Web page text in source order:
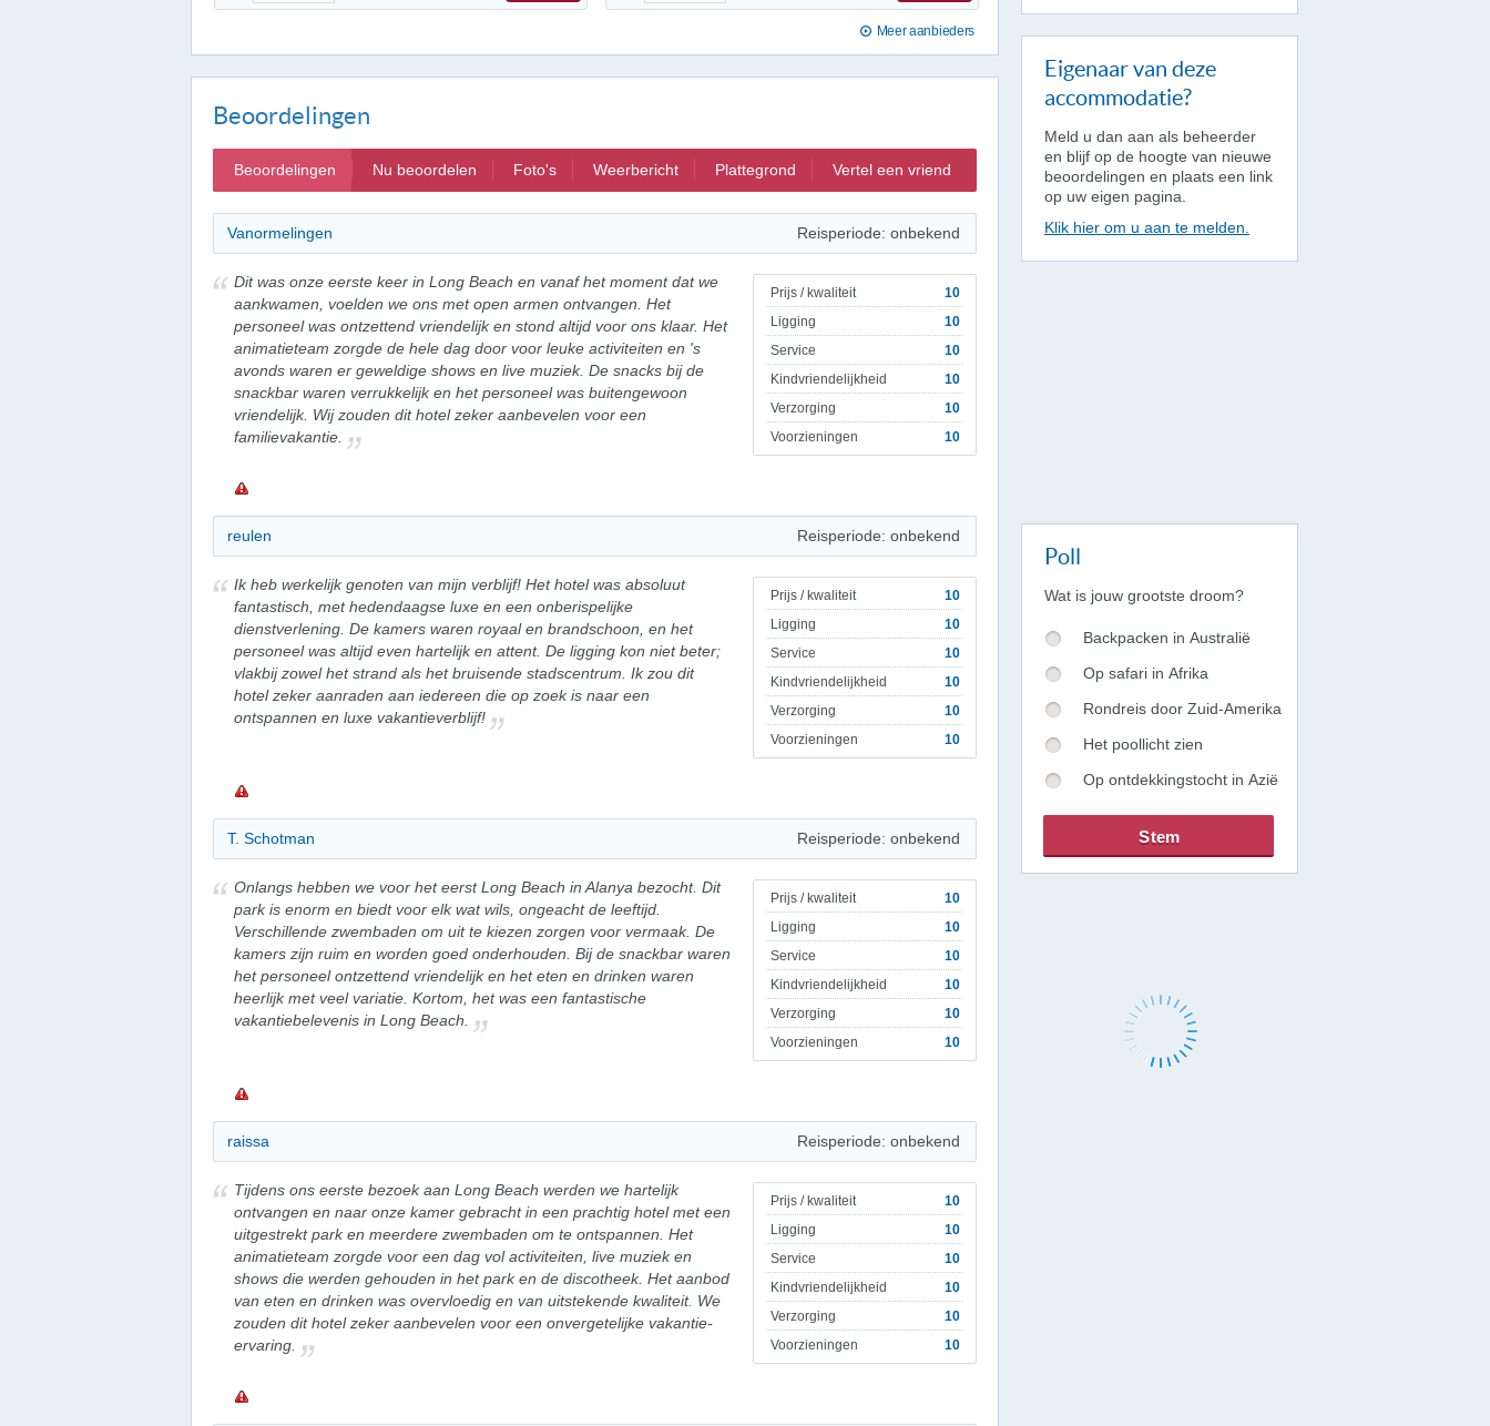
Meer aanbieders
Beoordelingen
Beoordelingen Nu beoordelen Foto's Weerbericht Plattegrond Vertel een vriend
Vanormelingen Reisperiode: onbekend
Prijs / kwaliteit
10
Ligging
10
Service
10
Kindvriendelijkheid
10
Verzorging
10
Voorzieningen
10
Dit was onze eerste keer in Long Beach en vanaf het moment dat we
aankwamen, voelden we ons met open armen ontvangen. Het
personeel was ontzettend vriendelijk en stond altijd voor ons klaar. Het
animatieteam zorgde de hele dag door voor leuke activiteiten en 's
avonds waren er geweldige shows en live muziek. De snacks bij de
snackbar waren verrukkelijk en het personeel was buitengewoon
vriendelijk. Wij zouden dit hotel zeker aanbevelen voor een
familievakantie.
reulen Reisperiode: onbekend
Prijs / kwaliteit
10
Ligging
10
Service
10
Kindvriendelijkheid
10
Verzorging
10
Voorzieningen
10
Ik heb werkelijk genoten van mijn verblijf! Het hotel was absoluut
fantastisch, met hedendaagse luxe en een onberispelijke
dienstverlening. De kamers waren royaal en brandschoon, en het
personeel was altijd even hartelijk en attent. De ligging kon niet beter;
vlakbij zowel het strand als het bruisende stadscentrum. Ik zou dit
hotel zeker aanraden aan iedereen die op zoek is naar een
ontspannen en luxe vakantieverblijf!
T. Schotman Reisperiode: onbekend
Prijs / kwaliteit
10
Ligging
10
Service
10
Kindvriendelijkheid
10
Verzorging
10
Voorzieningen
10
Onlangs hebben we voor het eerst Long Beach in Alanya bezocht. Dit
park is enorm en biedt voor elk wat wils, ongeacht de leeftijd.
Verschillende zwembaden om uit te kiezen zorgen voor vermaak. De
kamers zijn ruim en worden goed onderhouden. Bij de snackbar waren
het personeel ontzettend vriendelijk en het eten en drinken waren
heerlijk met veel variatie. Kortom, het was een fantastische
vakantiebelevenis in Long Beach.
raissa Reisperiode: onbekend
Prijs / kwaliteit
10
Ligging
10
Service
10
Kindvriendelijkheid
10
Verzorging
10
Voorzieningen
10
Tijdens ons eerste bezoek aan Long Beach werden we hartelijk
ontvangen en naar onze kamer gebracht in een prachtig hotel met een
uitgestrekt park en meerdere zwembaden om te ontspannen. Het
animatieteam zorgde voor een dag vol activiteiten, live muziek en
shows die werden gehouden in het park en de discotheek. Het aanbod
van eten en drinken was overvloedig en van uitstekende kwaliteit. We
zouden dit hotel zeker aanbevelen voor een onvergetelijke vakantie-
ervaring.
Eigenaar van deze
accommodatie?
Meld u dan aan als beheerder
en blijf op de hoogte van nieuwe
beoordelingen en plaats een link
op uw eigen pagina.
Klik hier om u aan te melden.
Poll
Wat is jouw grootste droom?
Backpacken in Australië
Op safari in Afrika
Rondreis door Zuid-Amerika
Het poollicht zien
Op ontdekkingstocht in Azië